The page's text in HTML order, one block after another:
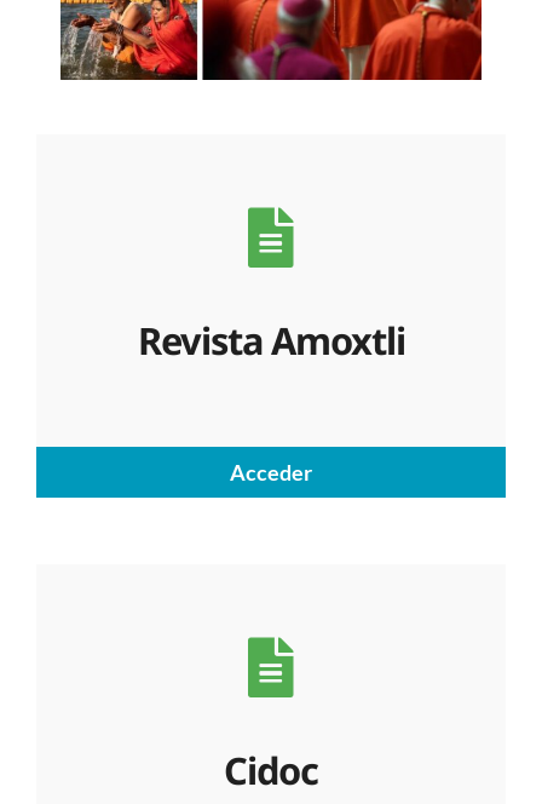
Revista Amoxtli
Acceder
Cidoc